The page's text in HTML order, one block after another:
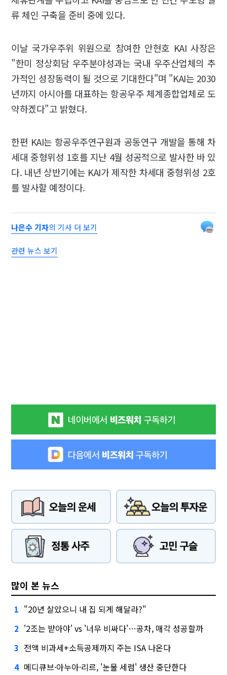
류 체인 구축을 준비 중에 있다.
이날 국가우주위 위원으로 참여한 안현호 KAI 사장은
"한미 정상회담 우주분야성과는 국내 우주산업체의 추
가적인 성장동력이 될 것으로 기대한다"며 "KAI는 2030
년까지 아시아를 대표하는 항공우주 체계종합업체로 도
약하겠다"고 밝혔다.
한편 KAI는 항공우주연구원과 공동연구 개발을 통해 차
세대 중형위성 1호를 지난 4월 성공적으로 발사한 바 있
다. 내년 상반기에는 KAI가 제작한 차세대 중형위성 2호
를 발사할 예정이다.
나은수 기자의 기사 더 보기
관련 뉴스 보기
많이 본 뉴스
1 "20년 살았으니 내 집 되게 해달라?"
2 '2조는 받아야' vs '너무 비싸다'…공차, 매각 성공할까
3 전액 비과세+소득공제까지 주는 ISA 나온다
4 메디큐브·아누아·리르, '눈물 세럼' 생산 중단한다